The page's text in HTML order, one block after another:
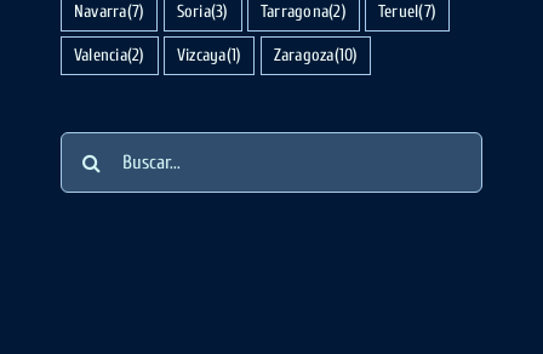
Navarra(7) Soria(3) Tarragona(2) Teruel(7)
Valencia(2) Vizcaya(1) Zaragoza(10)